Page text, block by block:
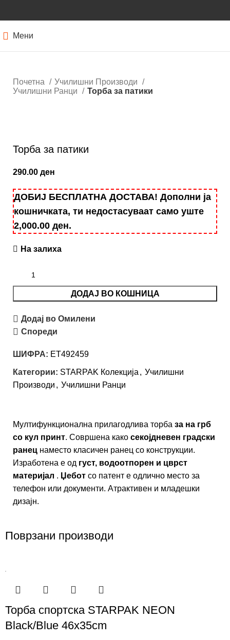
Мени
Почетна
Училишни Производи
Училишни Ранци
Торба за патики
Торба за патики
290.00 ден
ДОБИЈ БЕСПЛАТНА ДОСТАВА! Дополни ја
кошничката, ти недостасуваат само уште
2,000.00 ден.
На залиха
ДОДАЈ ВО КОШНИЦА
Додај во Омилени
Спореди
ШИФРА: ET492459
Категории: STARPAK Колекција , Училишни
Производи , Училишни Ранци
Мултифункционална прилагодлива торба за на грб
со кул принт. Совршенa како секојдневен градски
ранец наместо класичен ранец со конструкции.
Изработена е од густ, водоотпорен и цврст
материјал . Џебот со патент е одлично место за
телефон или документи. Атрактивен и младешки
дизајн.
Поврзани производи
Торба спортска STARPAK NEON
Black/Blue 46х35cm